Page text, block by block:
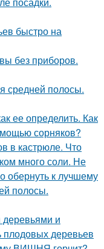
быстро на
без приборов.
средней полосы.
ее определить. Как
сорняков?
в кастрюле. Что
много соли. Не
к лучшему
полосы.
деревьями и
плодовых деревьев